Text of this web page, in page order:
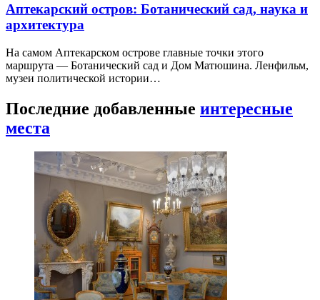
Аптекарский остров: Ботанический сад, наука и
архитектура
На самом Аптекарском острове главные точки этого
маршрута — Ботанический сад и Дом Матюшина. Ленфильм,
музеи политической истории…
Последние добавленные интересные
места